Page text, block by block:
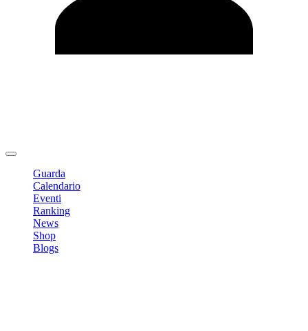
Guarda
Calendario
Eventi
Ranking
News
Shop
Blogs